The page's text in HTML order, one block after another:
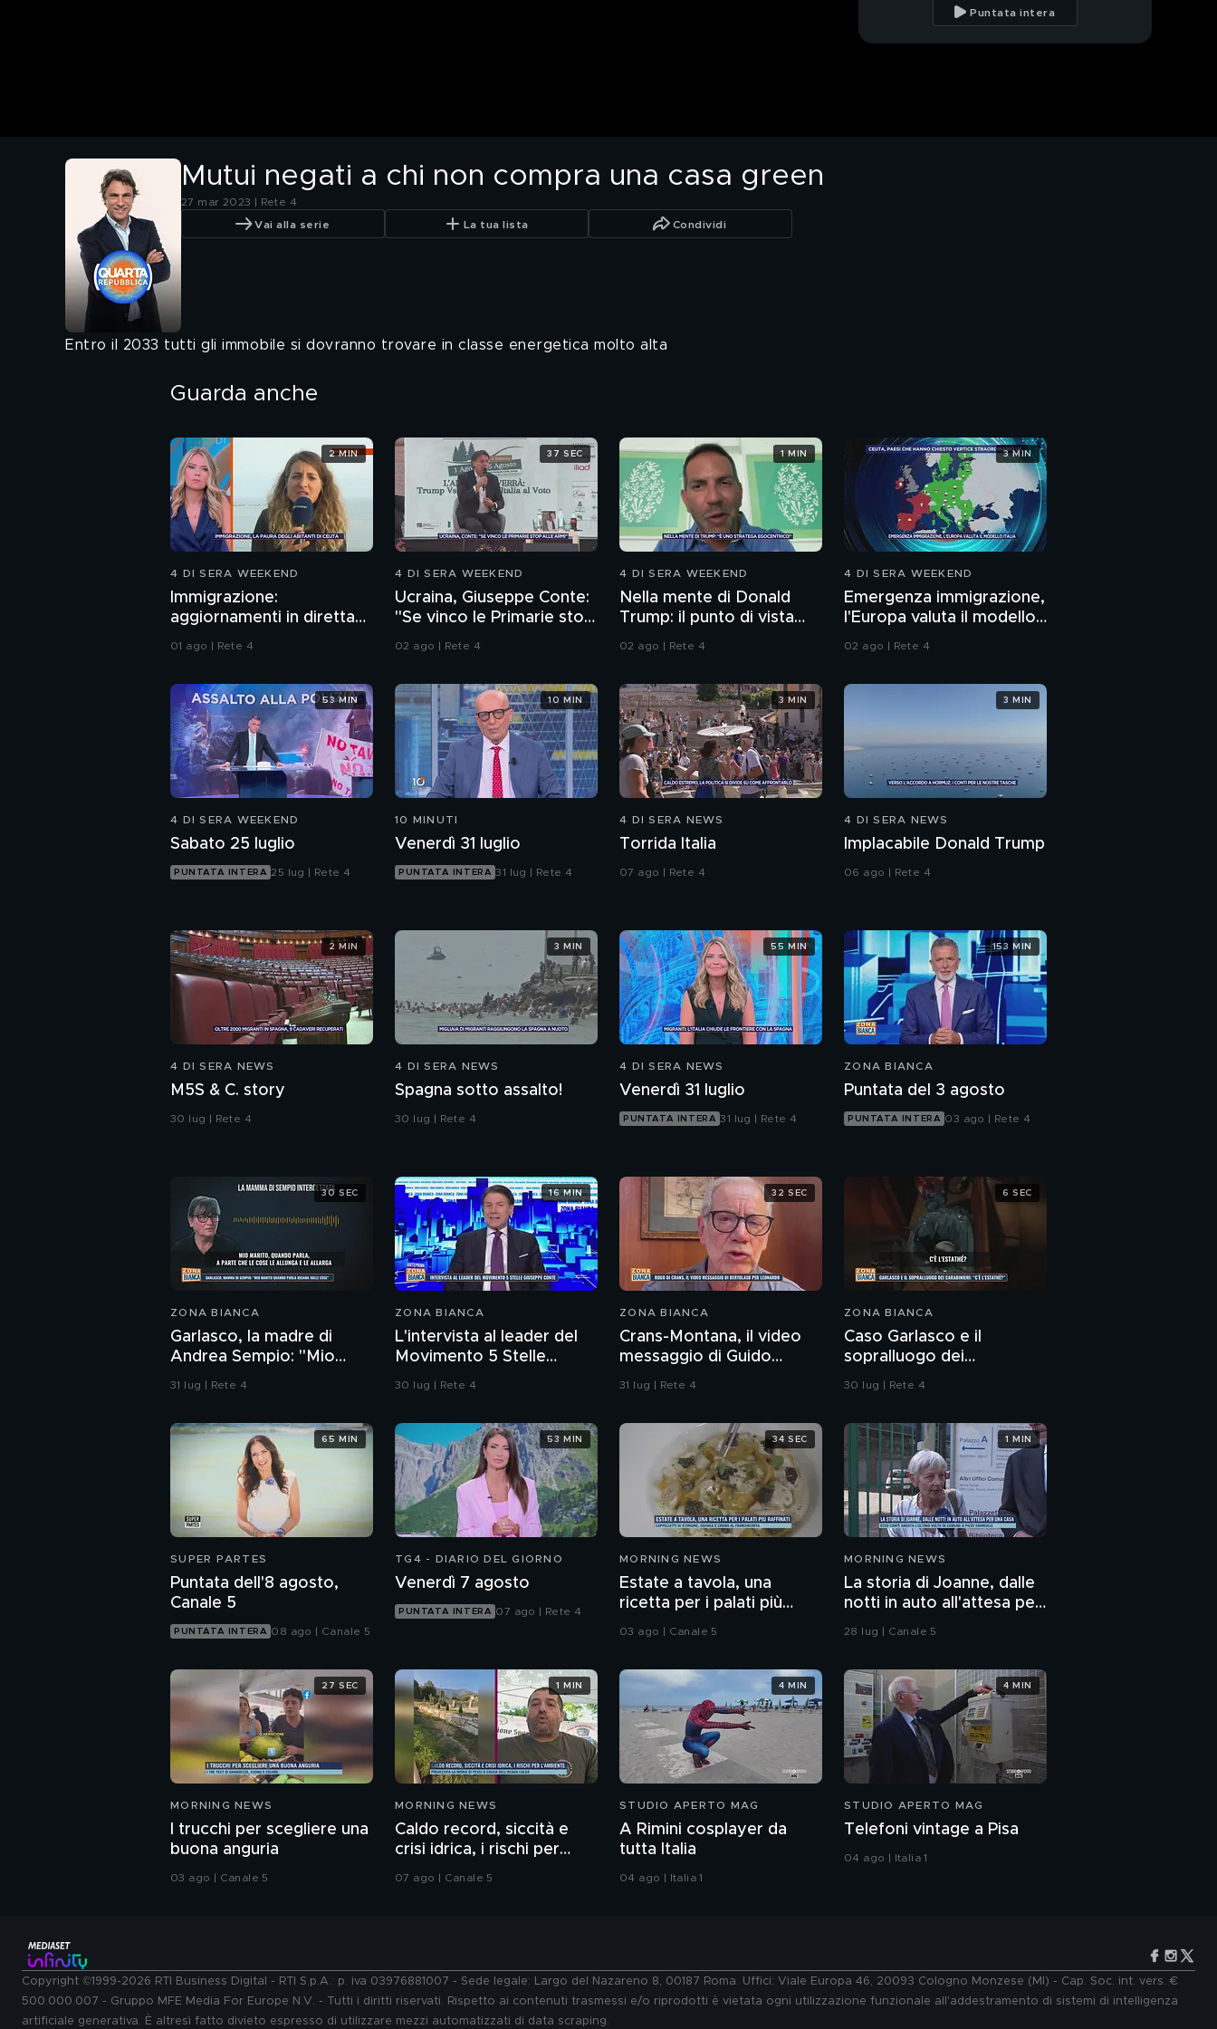
Puntata intera
Mutui negati a chi non compra una casa green
27 mar 2023 | Rete 4
Vai alla serie La tua lista Condividi
Entro il 2033 tutti gli immobile si dovranno trovare in classe energetica molto alta
Guarda anche
4 DI SERA WEEKEND
Immigrazione:
aggiornamenti in diretta
da Ceuta
01 ago | Rete 4
2 MIN
4 DI SERA WEEKEND
Ucraina, Giuseppe Conte:
"Se vinco le Primarie stop
alle armi"
02 ago | Rete 4
37 SEC
4 DI SERA WEEKEND
Nella mente di Donald
Trump: il punto di vista
dello psichiatra Leonardo
02 ago | Rete 4
1 MIN
4 DI SERA WEEKEND
Emergenza immigrazione,
l'Europa valuta il modello
02 ago | Rete 4
3 MIN
4 DI SERA WEEKEND
Sabato 25 luglio
PUNTATA INTERA 25 lug | Rete 4
53 MIN
10 MINUTI
Venerdì 31 luglio
PUNTATA INTERA 31 lug | Rete 4
10 MIN
4 DI SERA NEWS
Torrida Italia
07 ago | Rete 4
3 MIN
4 DI SERA NEWS
Implacabile Donald Trump
06 ago | Rete 4
3 MIN
4 DI SERA NEWS
M5S & C. story
30 lug | Rete 4
2 MIN
4 DI SERA NEWS
Spagna sotto assalto!
30 lug | Rete 4
3 MIN
4 DI SERA NEWS
Venerdì 31 luglio
PUNTATA INTERA 31 lug | Rete 4
55 MIN
ZONA BIANCA
Puntata del 3 agosto
PUNTATA INTERA 03 ago | Rete 4
153 MIN
ZONA BIANCA
Garlasco, la madre di
Andrea Sempio: "Mio
marito quando parla
31 lug | Rete 4
30 SEC
ZONA BIANCA
L'intervista al leader del
Movimento 5 Stelle
Giuseppe Conte
30 lug | Rete 4
16 MIN
ZONA BIANCA
Crans-Montana, il video
messaggio di Guido
Bertolaso per Leonardo
31 lug | Rete 4
32 SEC
ZONA BIANCA
Caso Garlasco e il
sopralluogo dei
Carabinieri
30 lug | Rete 4
6 SEC
SUPER PARTES
Puntata dell'8 agosto,
Canale 5
PUNTATA INTERA 08 ago | Canale 5
65 MIN
TG4 - DIARIO DEL GIORNO
Venerdì 7 agosto
PUNTATA INTERA 07 ago | Rete 4
53 MIN
MORNING NEWS
Estate a tavola, una
ricetta per i palati più
raffinati
03 ago | Canale 5
34 SEC
MORNING NEWS
La storia di Joanne, dalle
notti in auto all'attesa per
una casa
28 lug | Canale 5
1 MIN
MORNING NEWS
I trucchi per scegliere una
buona anguria
03 ago | Canale 5
27 SEC
MORNING NEWS
Caldo record, siccità e
crisi idrica, i rischi per
l'ambiente
07 ago | Canale 5
1 MIN
STUDIO APERTO MAG
A Rimini cosplayer da
tutta Italia
04 ago | Italia 1
4 MIN
STUDIO APERTO MAG
Telefoni vintage a Pisa
04 ago | Italia 1
4 MIN
Copyright ©1999-2026 RTI Business Digital - RTI S.p.A.: p. iva 03976881007 - Sede legale: Largo del Nazareno 8, 00187 Roma. Uffici: Viale Europa 46, 20093 Cologno Monzese (MI) - Cap. Soc. int. vers. €
500.000.007 - Gruppo MFE Media For Europe N.V. - Tutti i diritti riservati. Rispetto ai contenuti trasmessi e/o riprodotti è vietata ogni utilizzazione funzionale all'addestramento di sistemi di intelligenza
artificiale generativa. È altresì fatto divieto espresso di utilizzare mezzi automatizzati di data scraping.